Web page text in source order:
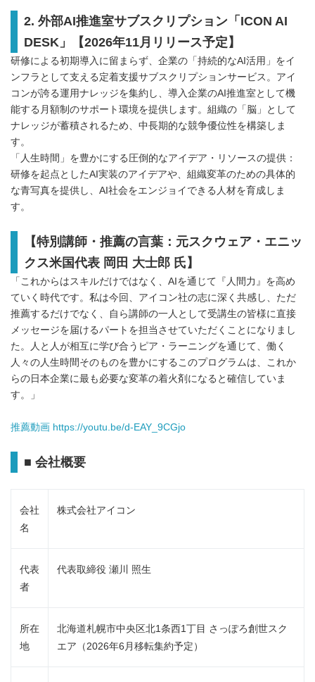
2. 外部AI推進室サブスクリプション「ICON AI
DESK」【2026年11月リリース予定】
研修による初期導入に留まらず、企業の「持続的なAI活用」をイ
ンフラとして支える定着支援サブスクリプションサービス。アイ
コンが誇る運用ナレッジを集約し、導入企業のAI推進室として機
能する月額制のサポート環境を提供します。組織の「脳」として
ナレッジが蓄積されるため、中長期的な競争優位性を構築しま
す。
「人生時間」を豊かにする圧倒的なアイデア・リソースの提供：
研修を起点としたAI実装のアイデアや、組織変革のための具体的
な青写真を提供し、AI社会をエンジョイできる人材を育成しま
す。
【特別講師・推薦の言葉：元スクウェア・エニッ
クス米国代表 岡田 大士郎 氏】
「これからはスキルだけではなく、AIを通じて『人間力』を高め
ていく時代です。私は今回、アイコン社の志に深く共感し、ただ
推薦するだけでなく、自ら講師の一人として受講生の皆様に直接
メッセージを届けるパートを担当させていただくことになりまし
た。人と人が相互に学び合うピア・ラーニングを通じて、働く
人々の人生時間そのものを豊かにするこのプログラムは、これか
らの日本企業に最も必要な変革の着火剤になると確信していま
す。」
推薦動画 https://youtu.be/d-EAY_9CGjo
■ 会社概要
会社
名
株式会社アイコン
代表
者
代表取締役 瀬川 照生
所在
地
北海道札幌市中央区北1条西1丁目 さっぽろ創世スク
エア（2026年6月移転集約予定）